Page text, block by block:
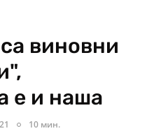
виновни
е и наша
10 мин.